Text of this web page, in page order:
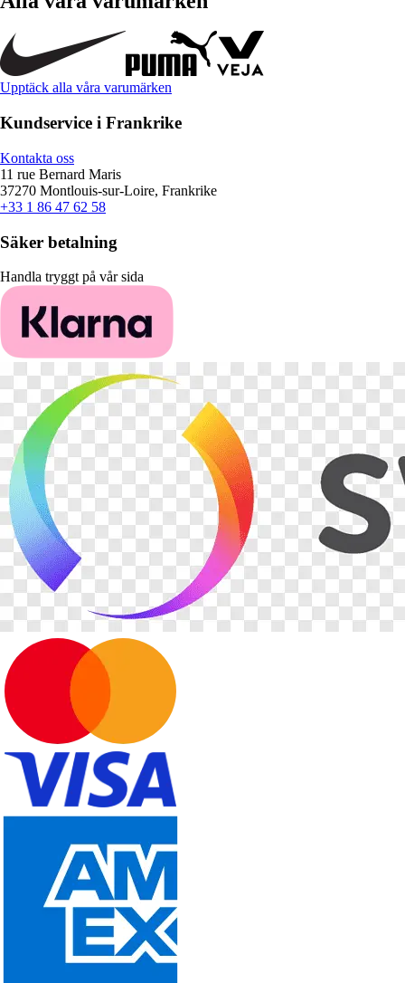
Upptäck alla våra varumärken
Kundservice i Frankrike
Kontakta oss
11 rue Bernard Maris
37270 Montlouis-sur-Loire, Frankrike
+33 1 86 47 62 58
Säker betalning
Handla tryggt på vår sida